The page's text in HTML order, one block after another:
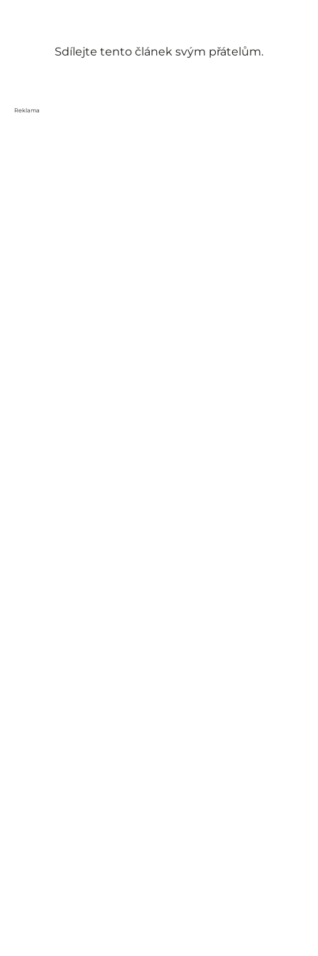
Sdílejte tento článek svým přátelům.
Reklama